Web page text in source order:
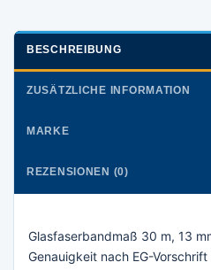
BESCHREIBUNG
ZUSÄTZLICHE INFORMATION
MARKE
REZENSIONEN (0)
Glasfaserbandmaß 30 m, 13
Genauigkeit nach EG-Vorschrift